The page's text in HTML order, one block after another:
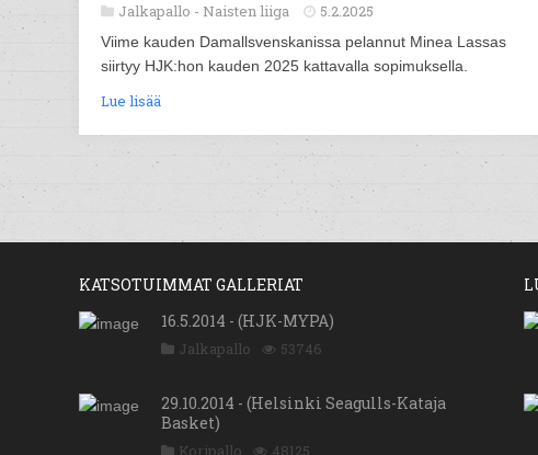
Jalkapallo - Naisten liiga 5.2.2025
Viime kauden Damallsvenskanissa pelannut Minea Lassas
siirtyy HJK:hon kauden 2025 kattavalla sopimuksella.
Lue lisää
KATSOTUIMMAT GALLERIAT
16.5.2014 - (HJK-MYPA)
Jalkapallo 53746
29.10.2014 - (Helsinki Seagulls-Kataja
Basket)
Koripallo 48125